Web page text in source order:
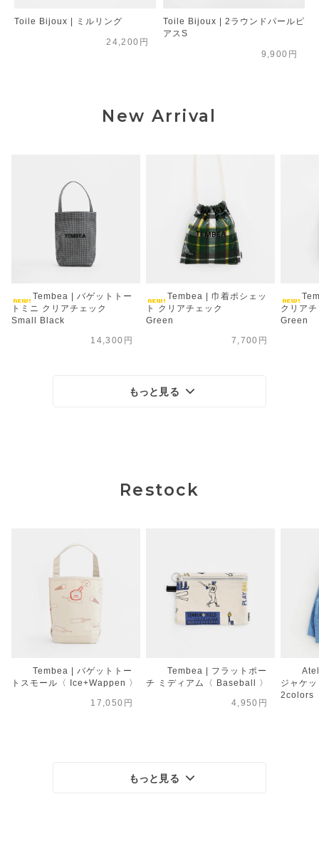
Toile Bijoux | ミルリング
24,200円
Toile Bijoux | 2ラウンドパールピ
アスS
9,900円
New Arrival
Tembea | バゲットトー
トミニ クリアチェック
Small Black
14,300円
Tembea | 巾着ポシェッ
ト クリアチェック
Green
7,700円
クリア
Green
もっと見る
Restock
Tembea | バゲットトー
トスモール〈 Ice+Wappen 〉
17,050円
Tembea | フラットポー
チ ミディアム〈 Baseball 〉
4,950円
ジャケ
2colors
もっと見る